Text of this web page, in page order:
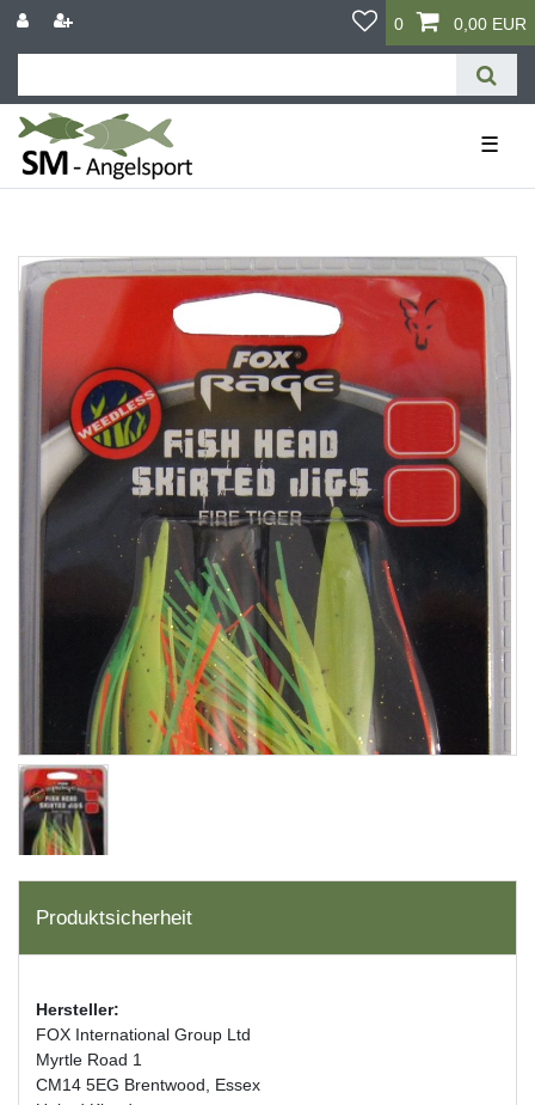
0 0,00 EUR
☰
Produktsicherheit
Hersteller:
FOX International Group Ltd
Myrtle Road 1
CM14 5EG Brentwood, Essex